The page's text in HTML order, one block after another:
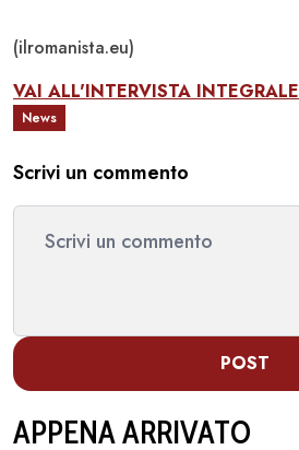
(ilromanista.eu)
VAI ALL'INTERVISTA INTEGRALE
News
Scrivi un commento
POST
APPENA ARRIVATO